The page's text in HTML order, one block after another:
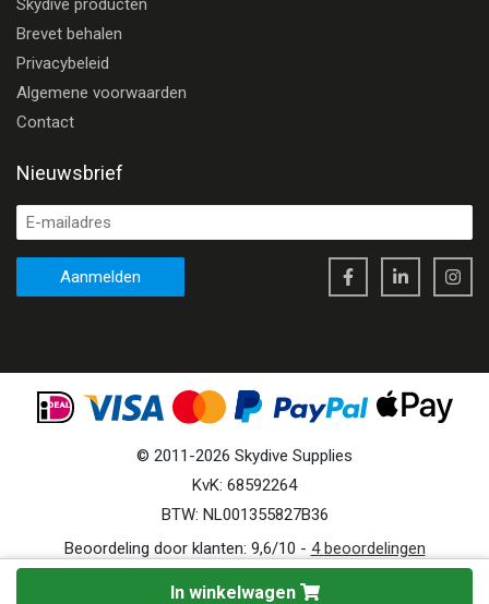
In winkelwagen
Skydive producten
Brevet behalen
Privacybeleid
Algemene voorwaarden
Contact
Nieuwsbrief
Aanmelden
© 2011 -2026 Skydive Supplies
KvK: 68592264
BTW: NL001355827B36
Beoordeling door klanten: 9,6/10 - 4 beoordelingen
Site by